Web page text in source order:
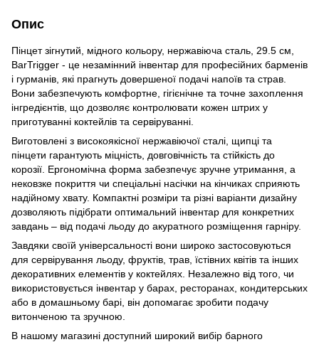
Опис
Пінцет зігнутий, мідного кольору, нержавіюча сталь, 29.5 см,
BarTrigger - це незамінний інвентар для професійних барменів
і гурманів, які прагнуть довершеної подачі напоїв та страв.
Вони забезпечують комфортне, гігієнічне та точне захоплення
інгредієнтів, що дозволяє контролювати кожен штрих у
приготуванні коктейлів та сервіруванні.
Виготовлені з високоякісної нержавіючої сталі, щипці та
пінцети гарантують міцність, довговічність та стійкість до
корозії. Ергономічна форма забезпечує зручне утримання, а
нековзке покриття чи спеціальні насічки на кінчиках сприяють
надійному хвату. Компактні розміри та різні варіанти дизайну
дозволяють підібрати оптимальний інвентар для конкретних
завдань – від подачі льоду до акуратного розміщення гарніру.
Завдяки своїй універсальності вони широко застосовуються
для сервірування льоду, фруктів, трав, їстівних квітів та інших
декоративних елементів у коктейлях. Незалежно від того, чи
використовується інвентар у барах, ресторанах, кондитерських
або в домашньому барі, він допомагає зробити подачу
витонченою та зручною.
В нашому магазині доступний широкий вибір барного